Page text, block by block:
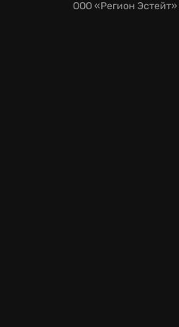
ООО «Регион Эстейт»